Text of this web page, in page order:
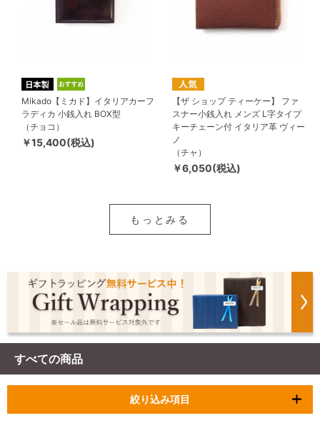
Mikado【ミカド】イタリアカーフ
ラディカ 小銭入れ BOX型
（チョコ）
￥15,400(税込)
【ザ ショップ ティーケー】 ファ
スナー小銭入れ メンズ L字タイプ
キーチェーン付 イタリア革 ヴィー
ノ
（チャ）
￥6,050(税込)
もっとみる
すべての商品
絞り込み項目